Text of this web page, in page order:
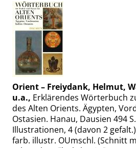
Orient – Freiydank, Helmut,
u.a., Erklärendes Wörterbuch
des Alten Orients. Ägypten,
Ostasien. Hanau, Dausien 494
Illustrationen, 4 (davon 2
farb. illustr. OUmschl. (Schnitt